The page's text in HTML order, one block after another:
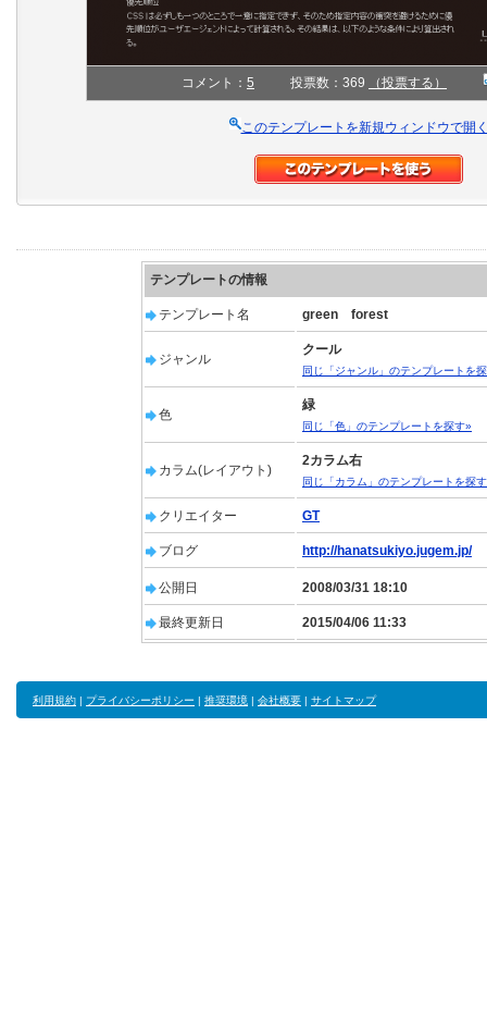
コメント： 5 投票数：369 （投票する）
このテンプレートを新規ウィンドウで開
テンプレートの情報
テンプレート名 green forest
ジャンル
クール
同じ「ジャンル」のテンプレートを
色
緑
同じ「色」のテンプレートを探す»
カラム(レイアウト)
2カラム右
同じ「カラム」のテンプレートを探
クリエイター GT
ブログ http://hanatsukiyo.jugem.jp/
公開日 2008/03/31 18:10
最終更新日 2015/04/06 11:33
利用規約 | プライバシーポリシー | 推奨環境 | 会社概要 | サイトマップ